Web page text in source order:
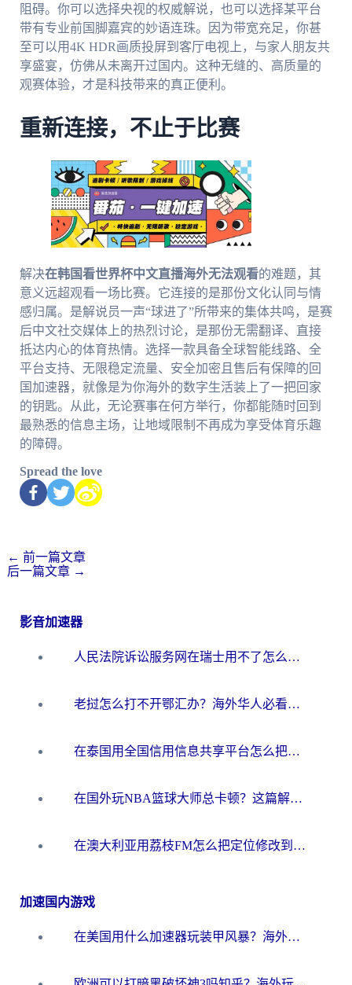
阻碍。你可以选择央视的权威解说，也可以选择某平台
带有专业前国脚嘉宾的妙语连珠。因为带宽充足，你甚
至可以用4K HDR画质投屏到客厅电视上，与家人朋友共
享盛宴，仿佛从未离开过国内。这种无缝的、高质量的
观赛体验，才是科技带来的真正便利。
重新连接，不止于比赛
解决在韩国看世界杯中文直播海外无法观看的难题，其
意义远超观看一场比赛。它连接的是那份文化认同与情
感归属。是解说员一声“球进了”所带来的集体共鸣，是赛
后中文社交媒体上的热烈讨论，是那份无需翻译、直接
抵达内心的体育热情。选择一款具备全球智能线路、全
平台支持、无限稳定流量、安全加密且售后有保障的回
国加速器，就像是为你海外的数字生活装上了一把回家
的钥匙。从此，无论赛事在何方举行，你都能随时回到
最熟悉的信息主场，让地域限制不再成为享受体育乐趣
的障碍。
Spread the love
← 前一篇文章
后一篇文章 →
影音加速器
人民法院诉讼服务网在瑞士用不了怎么办？海外华人必备的回国加速指南
老挝怎么打不开鄂汇办？海外华人必看的回国加速全攻略（附欧洲杯小说流畅技巧）
在泰国用全国信用信息共享平台怎么把定位修改到中国国内？海外党解决国内服务访问难题的实用指南
在国外玩NBA篮球大师总卡顿？这篇解决你所有海外看国内内容的烦恼
在澳大利亚用荔枝FM怎么把定位修改到中国国内？海外华人必看的内容访问指南
加速国内游戏
在美国用什么加速器玩装甲风暴？海外玩家亲测有效的国服游戏加速指南